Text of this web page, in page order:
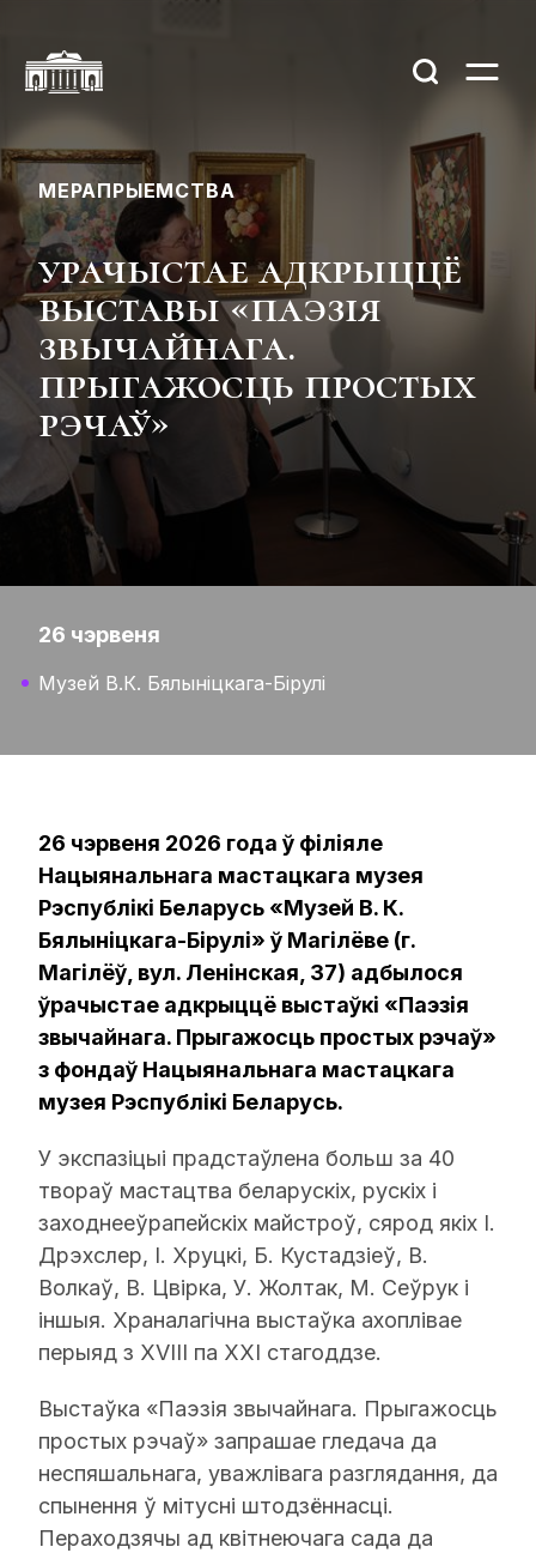
МЕРАПРЫЕМСТВА
урачыстае адкрыццё
выставы «паэзія
звычайнага.
прыгажосць простых
рэчаў»
26 чэрвеня
Музей В.К. Бялыніцкага-Бірулі
26 чэрвеня 2026 года ў філіяле
Нацыянальнага мастацкага музея
Рэспублікі Беларусь «Музей В. К.
Бялыніцкага-Бірулі» ў Магілёве (г.
Магілёў, вул. Ленінская, 37) адбылося
ўрачыстае адкрыццё выстаўкі «Паэзія
звычайнага. Прыгажосць простых рэчаў»
з фондаў Нацыянальнага мастацкага
музея Рэспублікі Беларусь.
У экспазіцыі прадстаўлена больш за 40
твораў мастацтва беларускіх, рускіх і
заходнееўрапейскіх майстроў, сярод якіх І.
Дрэхслер, І. Хруцкі, Б. Кустадзіеў, В.
Волкаў, В. Цвірка, У. Жолтак, М. Сеўрук і
іншыя. Храналагічна выстаўка ахоплівае
перыяд з XVIII па XXI стагоддзе.
Выстаўка «Паэзія звычайнага. Прыгажосць
простых рэчаў» запрашае гледача да
неспяшальнага, уважлівага разглядання, да
спынення ў мітусні штодзённасці.
Пераходзячы ад квітнеючага сада да